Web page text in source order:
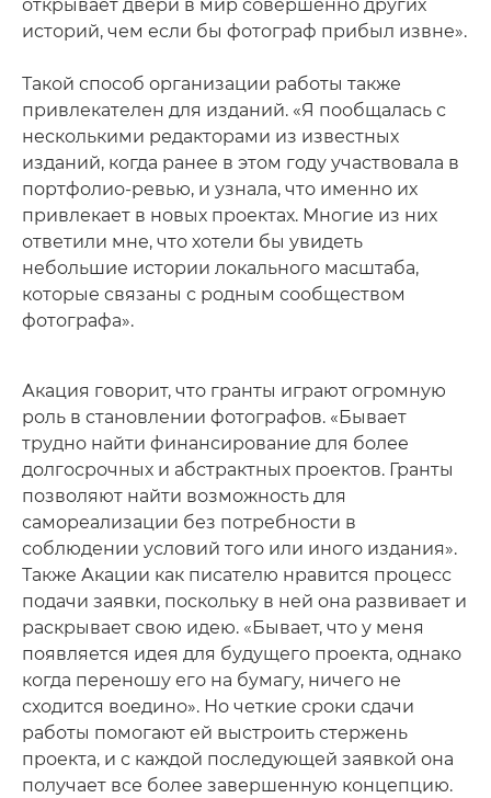
открывает двери в мир совершенно других
историй, чем если бы фотограф прибыл извне».
Такой способ организации работы также
привлекателен для изданий. «Я пообщалась с
несколькими редакторами из известных
изданий, когда ранее в этом году участвовала в
портфолио-ревью, и узнала, что именно их
привлекает в новых проектах. Многие из них
ответили мне, что хотели бы увидеть
небольшие истории локального масштаба,
которые связаны с родным сообществом
фотографа».
Акация говорит, что гранты играют огромную
роль в становлении фотографов. «Бывает
трудно найти финансирование для более
долгосрочных и абстрактных проектов. Гранты
позволяют найти возможность для
самореализации без потребности в
соблюдении условий того или иного издания».
Также Акации как писателю нравится процесс
подачи заявки, поскольку в ней она развивает и
раскрывает свою идею. «Бывает, что у меня
появляется идея для будущего проекта, однако
когда переношу его на бумагу, ничего не
сходится воедино». Но четкие сроки сдачи
работы помогают ей выстроить стержень
проекта, и с каждой последующей заявкой она
получает все более завершенную концепцию.